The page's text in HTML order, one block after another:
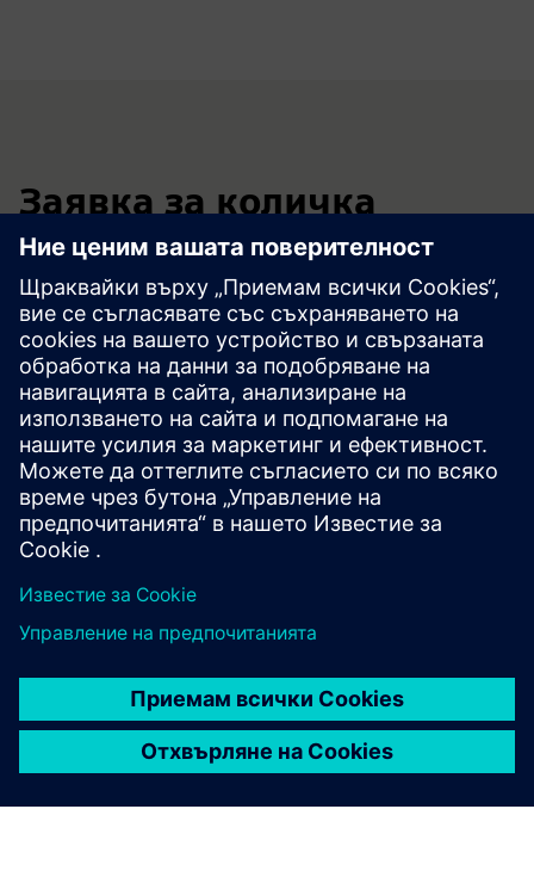
Заявка за количка
Моля, попълнете формуляра. След проверка за
контрол на експорта ще получите връзка към нашия
мениджър за абонамент, където можете да поръчате и
платите за софтуера. За алтернативни опции за
лицензиране, моля, свържете се с продажбите:
sales.si@siemens.com